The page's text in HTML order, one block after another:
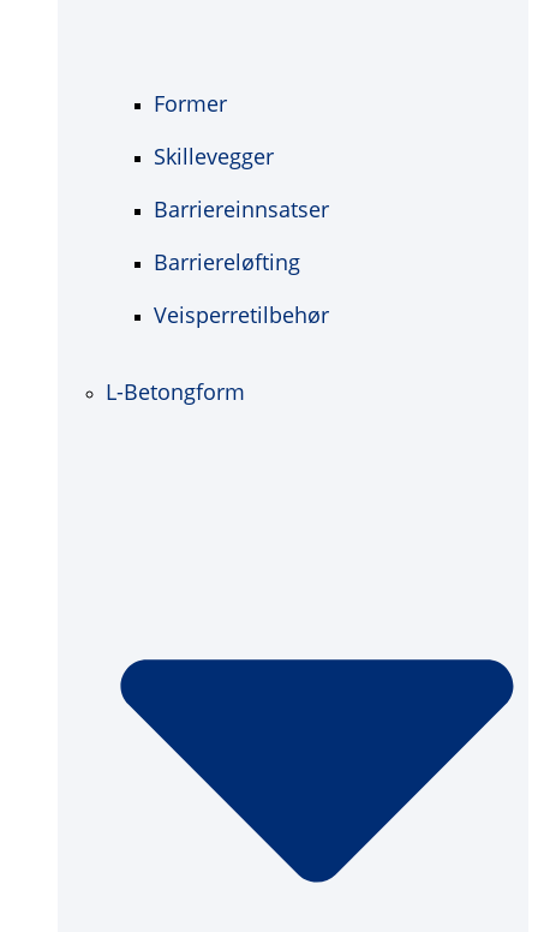
Former
Skillevegger
Barriereinnsatser
Barriereløfting
Veisperretilbehør
L-Betongform